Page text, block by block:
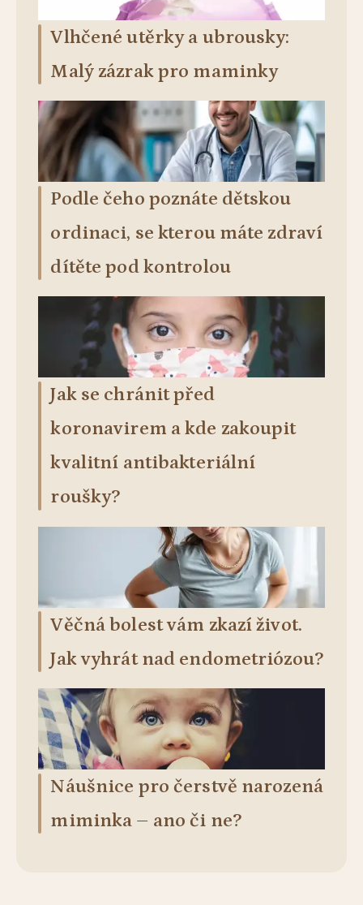
Vlhčené utěrky a ubrousky:
Malý zázrak pro maminky
Podle čeho poznáte dětskou
ordinaci, se kterou máte zdraví
dítěte pod kontrolou
Jak se chránit před
koronavirem a kde zakoupit
kvalitní antibakteriální
roušky?
Věčná bolest vám zkazí život.
Jak vyhrát nad endometriózou?
Náušnice pro čerstvě narozená
miminka – ano či ne?